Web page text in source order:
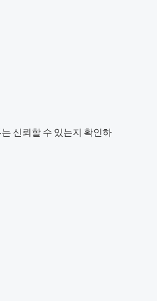
신뢰할 수 있는지 확인하